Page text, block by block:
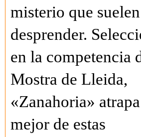
misterio que suelen
desprender.
en la competencia
Mostra de Lleida,
«Zanahoria»
mejor de estas